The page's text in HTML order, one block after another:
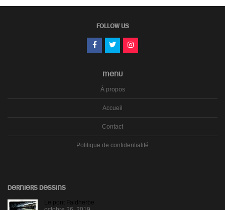
FOLLOW US
MENU
À propos
Accueil
Contact
Politique de confidentialité
DERNIERS DESSINS
Le pont Faidherbe